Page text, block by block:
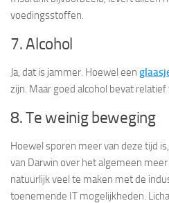
voedingsstoffen.
7. Alcohol
Ja, dat is jammer. Hoewel een
zijn. Maar goed alcohol bevat relatief
8. Te weinig beweging
Hoewel sporen meer van deze tijd
van Darwin over het algemeen
natuurlijk veel te maken met de
toenemende IT mogelijkheden.